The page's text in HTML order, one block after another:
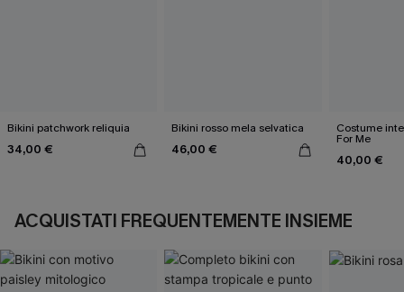
Bikini patchwork reliquia
34,00 €
Bikini rosso mela selvatica
46,00 €
Costume
For Me
40,00 €
ACQUISTATI FREQUENTEMENTE INSIEME